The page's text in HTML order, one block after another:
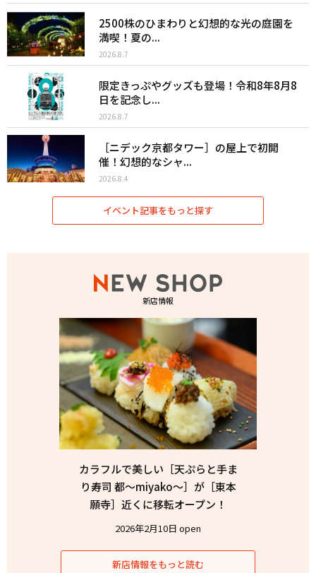
2500株のひまわりと幻想的な光の庭園を
満喫！夏の...
2026.8.7
限定きっぷやグッズも登場！令和8年8月8
日を記念し...
2026.8.7
［ニデック京都タワー］の屋上で初開
催！幻想的なシャ...
2026.8.4
イベント記事をもっと探す
新店情報
カラフルで美しい［天ぷらと手ま
り寿司 都〜miyako〜］が［東本
願寺］近くに移転オープン！
2026年2月10日 open
新店情報をもっと読む